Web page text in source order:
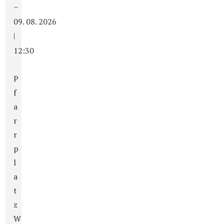
–
09. 08. 2026
|
12:30
P
f
a
r
r
p
l
a
t
z
W